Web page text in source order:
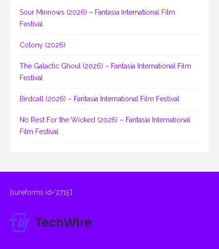
Sour Minnows (2026) – Fantasia International Film
Festival
Colony (2026)
The Galactic Ghoul (2026) – Fantasia International Film
Festival
Birdcall (2026) – Fantasia International Film Festival
No Rest For the Wicked (2026) – Fantasia International
Film Festival
[sureforms id='2715']